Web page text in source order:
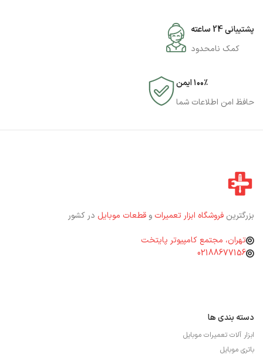
پشتیبانی 24 ساعته
کمک نامحدود
۱۰۰٪ ایمن
حافظ امن اطلاعات شما
بزرگترین فروشگاه ابزار تعمیرات و قطعات موبایل در کشور
تهران، مجتمع کامپیوتر پایتخت
02188677156
دسته بندی ها
ابزار آلات تعمیرات موبایل
باتری موبایل